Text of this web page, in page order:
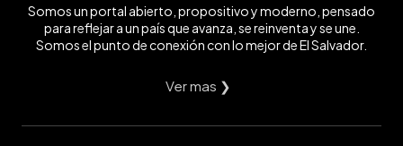
Somos un portal abierto, propositivo y moderno, pensado
para reflejar a un país que avanza, se reinventa y se une.
Somos el punto de conexión con lo mejor de El Salvador.
Ver mas ❯